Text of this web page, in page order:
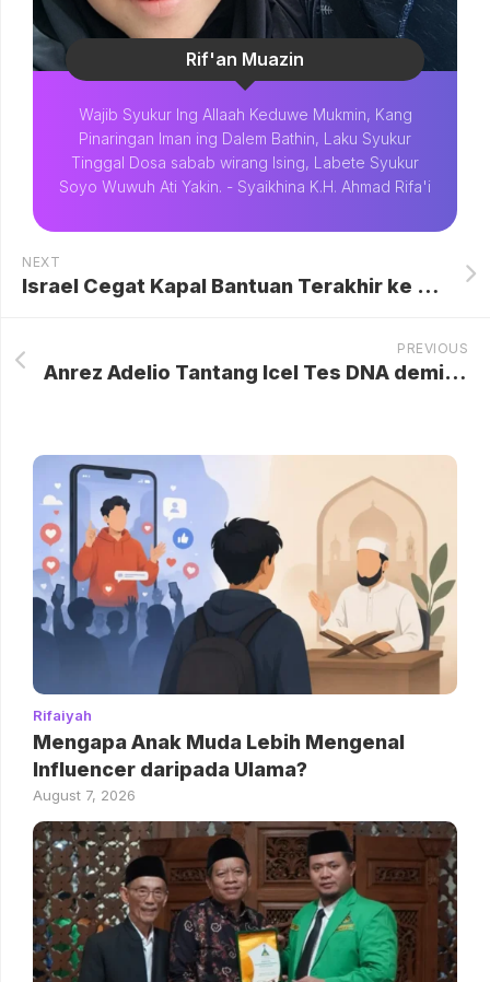
Rif'an Muazin
Wajib Syukur Ing Allaah Keduwe Mukmin, Kang
Pinaringan Iman ing Dalem Bathin, Laku Syukur
Tinggal Dosa sabab wirang Ising, Labete Syukur
Soyo Wuwuh Ati Yakin. - Syaikhina K.H. Ahmad Rifa'i
NEXT
Israel Cegat Kapal Bantuan Terakhir ke Gaza, Total Sudah 77 Kapal Ditahan
PREVIOUS
Anrez Adelio Tantang Icel Tes DNA demi Buktikan Status Anak
Rifaiyah
Mengapa Anak Muda Lebih Mengenal
Influencer daripada Ulama?
August 7, 2026